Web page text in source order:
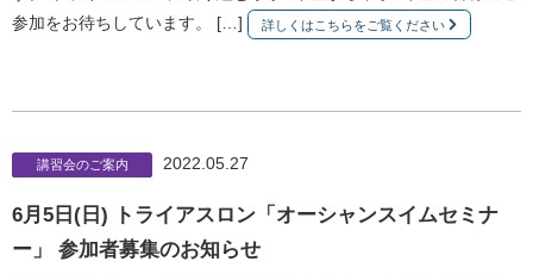
参加をお待ちしています。 […]
詳しくはこちらをご覧ください
講習会のご案内 2022.05.27
6月5日(日) トライアスロン「オーシャンスイムセミナ
ー」 参加者募集のお知らせ